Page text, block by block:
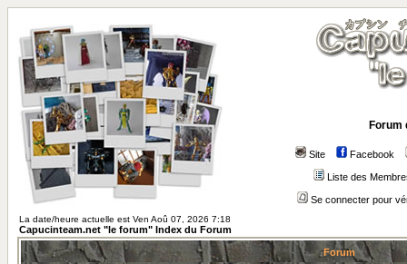
Forum
Site Facebook
Liste des
Se connecter pour
La date/heure actuelle est Ven Aoû 07, 2026 7:18
Capucinteam.net "le forum" Index du Forum
Forum